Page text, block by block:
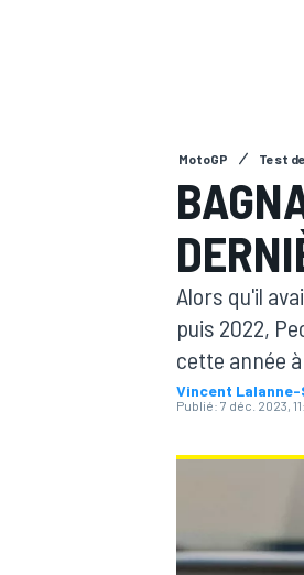
MOTOGP
WRC
MotoGP Test
Alors qu'il
puis 2022,
cette année à
Vincent Lalanne-
Publié: 7 déc. 2023,